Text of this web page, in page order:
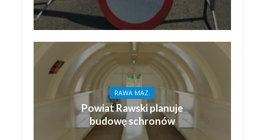
RAWA MAZ.
Powiat Rawski planuje
budowę schronów